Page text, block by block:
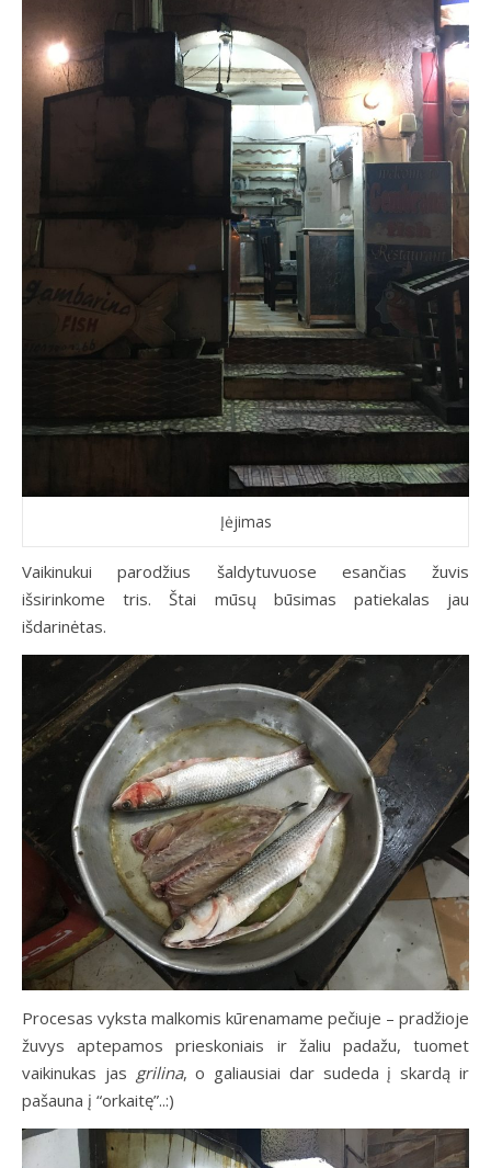
Įėjimas
Vaikinukui parodžius šaldytuvuose esančias žuvis
išsirinkome tris. Štai mūsų būsimas patiekalas jau
išdarinėtas.
Procesas vyksta malkomis kūrenamame pečiuje – pradžioje
žuvys aptepamos prieskoniais ir žaliu padažu, tuomet
vaikinukas jas grilina, o galiausiai dar sudeda į skardą ir
pašauna į “orkaitę”..:)